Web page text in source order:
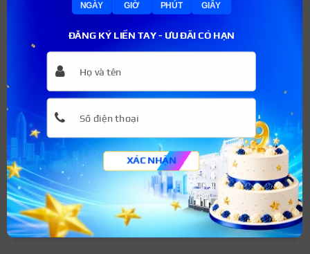
Nắm một số lưu ý quan trọng khi thực hiện đăng ký
nguyện vọng đại học
ĐĂNG KÝ LIỀN TAY - ƯU ĐÃI CÓ HẠN
NGÀY GIỜ PHÚT GIÂY
XÁC NHẬN